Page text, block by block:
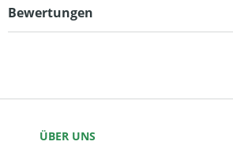
Bewertungen
ÜBER UNS